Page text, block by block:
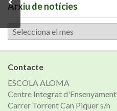
Arxiu de notícies
Arxiu
de
notícies
Contacte
ESCOLA ALOMA
Centre Integrat d'Ensenyament
Carrer Torrent Can Piquer s/n